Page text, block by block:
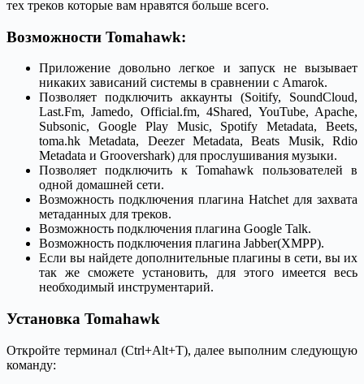
тех треков которые вам нравятся больше всего.
Возможности Tomahawk:
Приложение довольно легкое и запуск не вызывает
никаких зависаний системы в сравнении с Amarok.
Позволяет подключить аккаунты (Soitify, SoundCloud,
Last.Fm, Jamedo, Official.fm, 4Shared, YouTube, Apache,
Subsonic, Google Play Music, Spotify Metadata, Beets,
toma.hk Metadata, Deezer Metadata, Beats Musik, Rdio
Metadata и Groovershark) для прослушивания музыки.
Позволяет подключить к Tomahawk пользователей в
одной домашней сети.
Возможность подключения плагина Hatchet для захвата
метаданных для треков.
Возможность подключения плагина Google Talk.
Возможность подключения плагина Jabber(XMPP).
Если вы найдете дополнительные плагины в сети, вы их
так же сможете установить, для этого имеется весь
необходимый инструментарий.
Установка Tomahawk
Откройте терминал (Ctrl+Alt+T), далее выполним следующую
команду: